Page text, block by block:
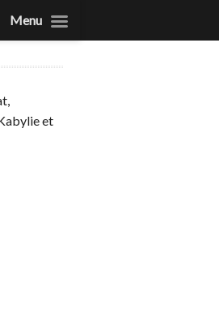
et
Menu